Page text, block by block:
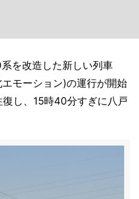
を改造した新しい列車
モーション)の運行が開始
し、15時40分すぎに八戸